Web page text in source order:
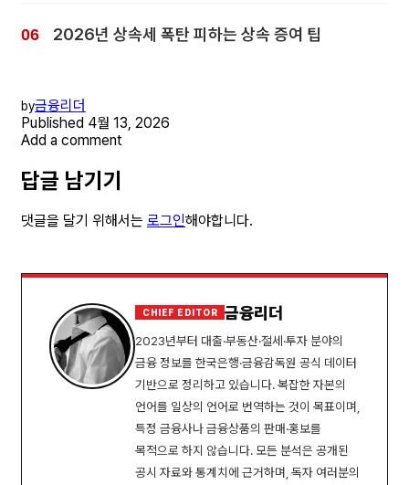
2026년 상속세 폭탄 피하는 상속 증여 팁
by금융리더
Published 4월 13, 2026
Add a comment
답글 남기기
댓글을 달기 위해서는 로그인해야합니다.
CHIEF EDITOR 금융리더
2023년부터 대출·부동산·절세·투자 분야의
금융 정보를 한국은행·금융감독원 공식 데이터
기반으로 정리하고 있습니다. 복잡한 자본의
언어를 일상의 언어로 번역하는 것이 목표이며,
특정 금융사나 금융상품의 판매·홍보를
목적으로 하지 않습니다. 모든 분석은 공개된
공시 자료와 통계치에 근거하며, 독자 여러분의